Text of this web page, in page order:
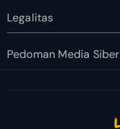
Legalitas
Pedoman Media Siber